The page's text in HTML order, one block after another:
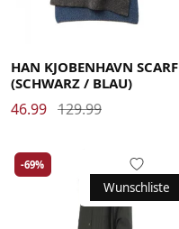
HAN KJOBENHAVN SCARF
(SCHWARZ / BLAU)
46.99 129.99
Wunschliste
-69%